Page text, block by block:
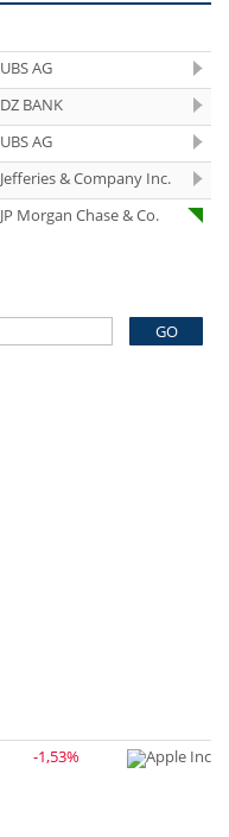
UBS AG
DZ BANK
UBS AG
Jefferies & Company Inc.
JP Morgan Chase & Co.
GO
-1,53%